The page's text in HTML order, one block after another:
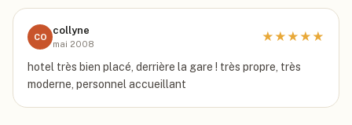
CO
collyne
mai 2008
★★★★★
hotel très bien placé, derrière la gare ! très propre, très
moderne, personnel accueillant